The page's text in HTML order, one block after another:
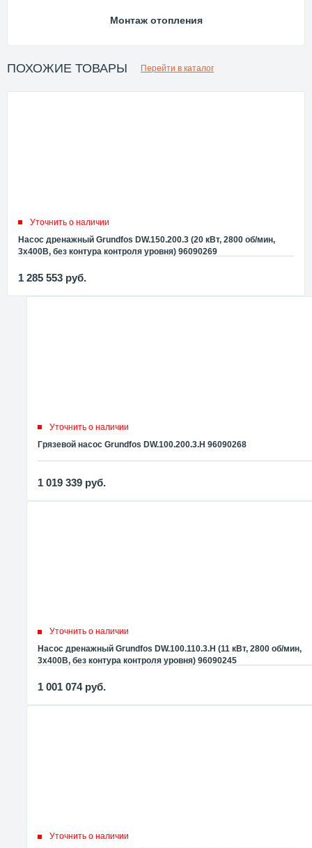
Монтаж отопления
ПОХОЖИЕ ТОВАРЫ Перейти в каталог
Уточнить о наличии
Насос дренажный Grundfos DW.150.200.3 (20 кВт, 2800 об/мин,
3x400В, без контура контроля уровня) 96090269
1 285 553 руб.
Уточнить о наличии
Грязевой насос Grundfos DW.100.200.3.Н 96090268
1 019 339 руб.
Уточнить о наличии
Насос дренажный Grundfos DW.100.110.3.H (11 кВт, 2800 об/мин,
3x400В, без контура контроля уровня) 96090245
1 001 074 руб.
Уточнить о наличии